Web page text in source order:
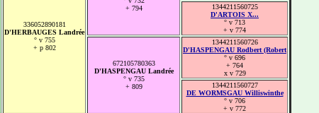
336052890181
D'HERBAUGES Landrée
° v 755
+ p 802
+ 794
1344211560725
D'ARTOIS X...
° v 713
+ v 774
672105780363
D'HASPENGAU Landrée
° v 735
+ 809
1344211560726
D'HASPENGAU Rodbert (Robert
° v 696
+ 764
x v 729
1344211560727
DE WORMSGAU Williswinthe
° v 706
+ v 772